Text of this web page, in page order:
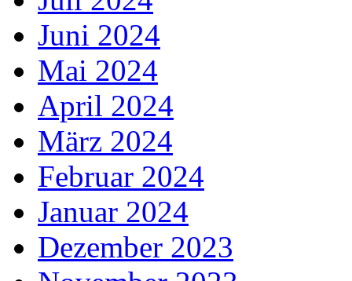
Juni 2024
Mai 2024
April 2024
März 2024
Februar 2024
Januar 2024
Dezember 2023